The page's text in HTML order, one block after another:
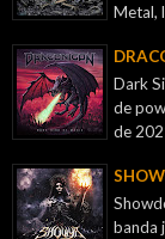
Metal,
Dark
de
de
banda